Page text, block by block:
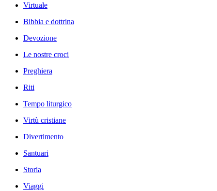
Virtuale
Bibbia e dottrina
Devozione
Le nostre croci
Preghiera
Riti
Tempo liturgico
Virtù cristiane
Divertimento
Santuari
Storia
Viaggi